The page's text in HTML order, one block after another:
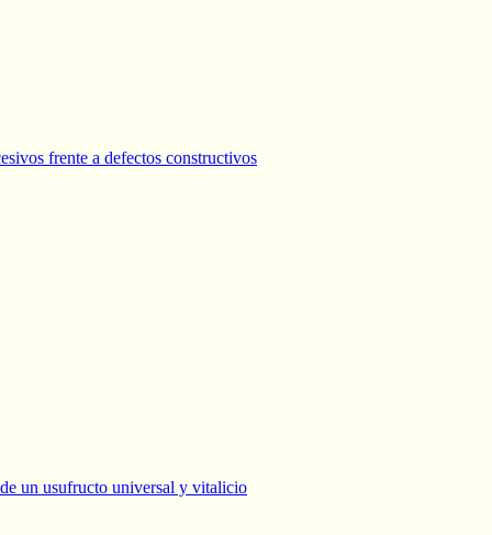
frente a defectos constructivos
un usufructo universal y vitalicio